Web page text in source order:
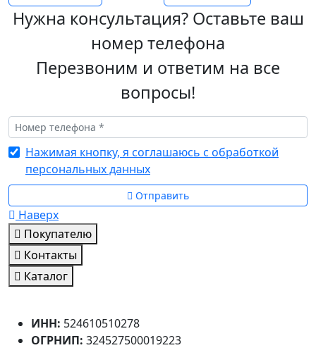
Нужна консультация? Оставьте ваш
номер телефона
Перезвоним и ответим на все
вопросы!
Нажимая кнопку, я соглашаюсь с обработкой
персональных данных
Отправить
Наверх
Покупателю
Контакты
Каталог
ИНН: 524610510278
ОГРНИП: 324527500019223